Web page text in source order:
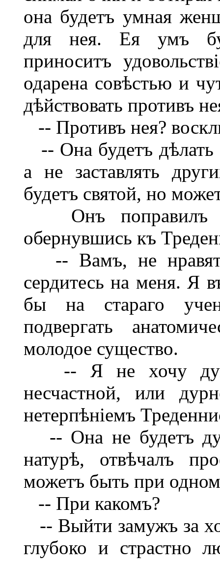
она будетъ умная
для нея. Ея умъ
приноситъ
одарена совѣстью и
дѣйствовать противъ
-- Противъ нея?
-- Она будетъ дѣлать
а не заставлять
будетъ святой, но
Онъ поправилъ
обернувшись къ
-- Вамъ, не
сердитесь на меня. Я
бы на стараго
подвергать
молодое существо.
-- Я не хочу
несчастной, или
нетерпѣніемъ
-- Она не будетъ
натурѣ, отвѣчалъ
можетъ быть при
-- При какомъ?
-- Выйти замужъ за
глубоко и страстно